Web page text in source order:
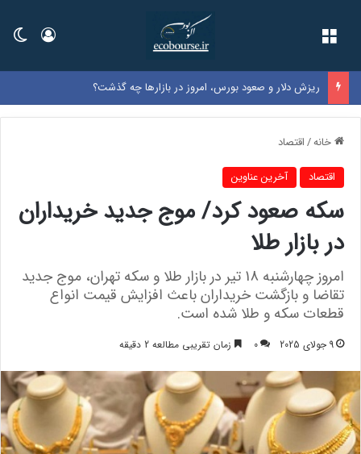
ورود
ریزش دلار و صعود بورس، امروز در بازارها چه گذشت؟
خانه/اقتصاد
اقتصاد آخرین عناوین
سکه صعود کرد/ موج جدید خریداران
در بازار طلا
امروز چهارشنبه 18 تیر در بازار طلا و سکه تهران، موج جدید
تقاضا و بازگشت خریداران باعث افزایش قیمت انواع
قطعات سکه و طلا شده است.
9 جولای 2025 0 زمان تقریبی مطالعه 2 دقیقه